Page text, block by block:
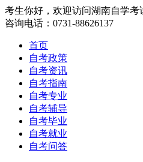
考生你好，欢迎访问湖南自学考
咨询电话：0731-88626137
首页
自考政策
自考资讯
自考指南
自考专业
自考辅导
自考毕业
自考就业
自考问答